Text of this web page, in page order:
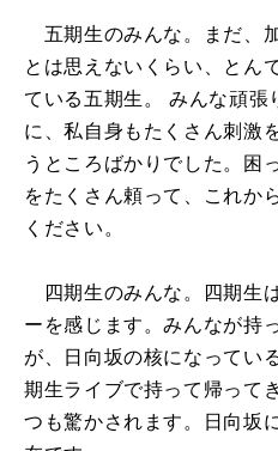
五期生のみんな。まだ、
とは思えないくらい、とん
ている五期生。 みんな頑張
に、私自身もたくさん刺激
うところばかりでした。困
をたくさん頼って、これか
ください。
四期生のみんな。四期生
ーを感じます。みんなが持
が、日向坂の核になってい
期生ライブで持って帰って
つも驚かされます。日向坂